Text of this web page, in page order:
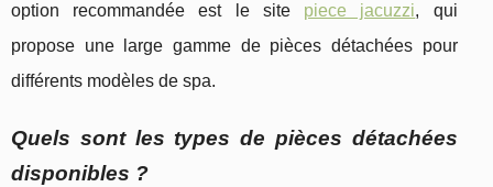
option recommandée est le site piece jacuzzi, qui
propose une large gamme de pièces détachées pour
différents modèles de spa.
Quels sont les types de pièces détachées
disponibles ?